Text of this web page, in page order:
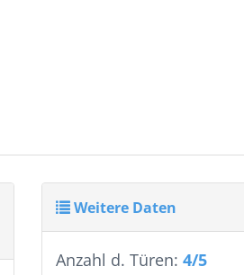
Weitere Daten
Anzahl d. Türen: 4/5